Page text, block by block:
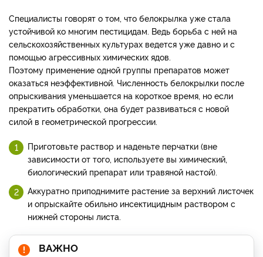
Специалисты говорят о том, что белокрылка уже стала
устойчивой ко многим пестицидам. Ведь борьба с ней на
сельскохозяйственных культурах ведется уже давно и с
помощью агрессивных химических ядов.
Поэтому применение одной группы препаратов может
оказаться неэффективной. Численность белокрылки после
опрыскивания уменьшается на короткое время, но если
прекратить обработки, она будет развиваться с новой
силой в геометрической прогрессии.
Приготовьте раствор и наденьте перчатки (вне
зависимости от того, используете вы химический,
биологический препарат или травяной настой).
Аккуратно приподнимите растение за верхний листочек
и опрыскайте обильно инсектицидным раствором с
нижней стороны листа.
ВАЖНО